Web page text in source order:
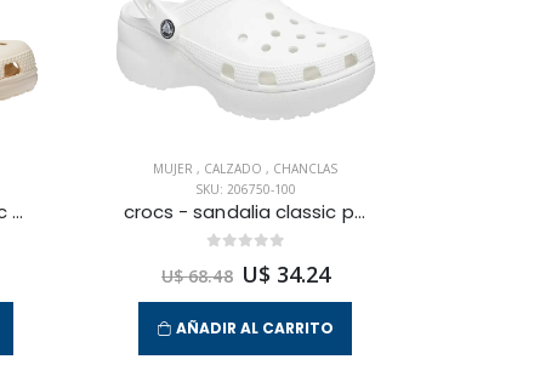
crocs - sandalias classic clog beach para mujer
MUJER, CALZADO, CHANCLAS
SKU: 206750-100
crocs - sandalia classic platform clog w para mujer
U$ 68.48 U$ 34.24
AÑADIR AL CARRITO